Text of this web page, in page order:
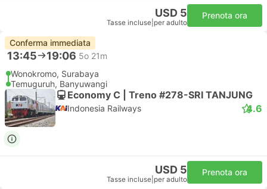
USD 5
Tasse incluse per adulto
Prenota ora
Conferma immediata
13:45 19:06 5o 21m
Wonokromo, Surabaya
Temuguruh, Banyuwangi
Economy C | Treno #278-SRI TANJUNG
Indonesia Railways 4.6
USD 5
Tasse incluse per adulto
Prenota ora